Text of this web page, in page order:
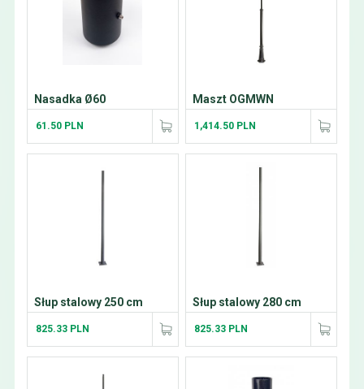
Nasadka Ø60
61.50 PLN
Maszt OGMWN
1,414.50 PLN
Słup stalowy 250 cm
825.33 PLN
Słup stalowy 280 cm
825.33 PLN